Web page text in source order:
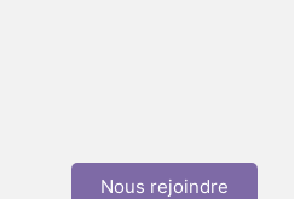
Nous rejoindre